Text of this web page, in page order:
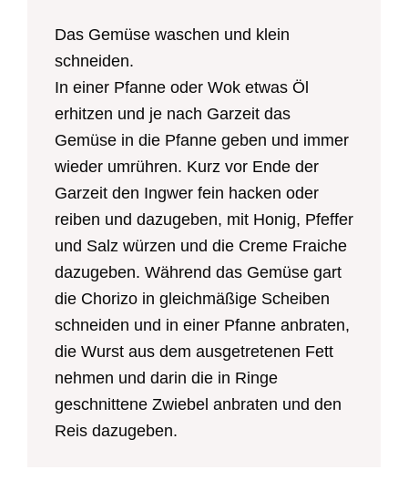
Das Gemüse waschen und klein
schneiden.
In einer Pfanne oder Wok etwas Öl
erhitzen und je nach Garzeit das
Gemüse in die Pfanne geben und immer
wieder umrühren. Kurz vor Ende der
Garzeit den Ingwer fein hacken oder
reiben und dazugeben, mit Honig, Pfeffer
und Salz würzen und die Creme Fraiche
dazugeben. Während das Gemüse gart
die Chorizo in gleichmäßige Scheiben
schneiden und in einer Pfanne anbraten,
die Wurst aus dem ausgetretenen Fett
nehmen und darin die in Ringe
geschnittene Zwiebel anbraten und den
Reis dazugeben.